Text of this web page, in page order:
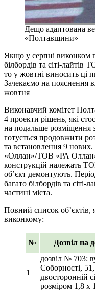
Дещо адаптована
«Полтавщини»
Якщо у серпні виконком
білбордів та сіті-
то у жовтні виносить ці
Зачекаємо на пояснення
жовтня
Виконавчий комітет
4 проекти рішень, які
на подальше розміщення
готується продовжити
та встановлення 9
«Оллан»/ТОВ «РА
конструкцій належать
об’єкт демонтують.
багато білбордів та сіті-
частині міста.
Повний список об’єктів,
виконкому:
№ Дозвіл на
1
дозвіл № 703:
Соборності, 51,
двосторонній
розміром 1,8 х